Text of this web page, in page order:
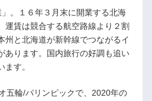
。１６年３月末に開業する北海
運賃は競合する航空路線より２割
州と北海道が新幹線でつながるイ
あります。国内旅行の好調も追い
ます。
五輪/パリンピックで、2020年の